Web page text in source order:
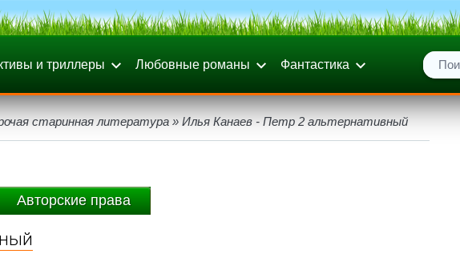
и триллеры Любовные романы Фантастика
старинная литература » Илья Канаев - Петр 2 альтернативный
Авторские права